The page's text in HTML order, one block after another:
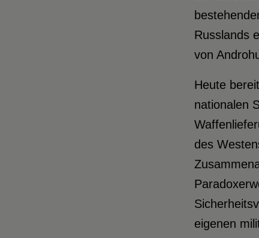
Russlands
von
Heute
nationalen
des
eigenen